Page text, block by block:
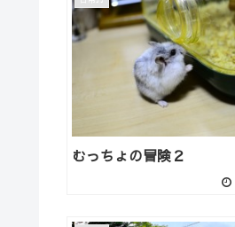
むっちょの冒険２